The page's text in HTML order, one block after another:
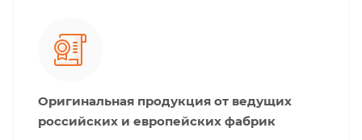
Оригинальная продукция от ведущих
российских и европейских фабрик